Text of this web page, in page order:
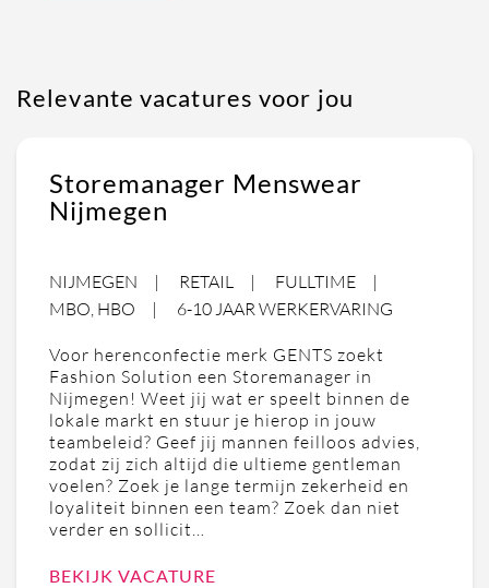
Relevante vacatures voor jou
Storemanager Menswear
Nijmegen
NIJMEGEN RETAIL
FULLTIME
MBO, HBO
6-10 JAAR WERKERVARING
Voor herenconfectie merk GENTS zoekt
Fashion Solution een Storemanager in
Nijmegen! Weet jij wat er speelt binnen de
lokale markt en stuur je hierop in jouw
teambeleid? Geef jij mannen feilloos advies,
zodat zij zich altijd die ultieme gentleman
voelen? Zoek je lange termijn zekerheid en
loyaliteit binnen een team? Zoek dan niet
verder en sollicit…
BEKIJK VACATURE